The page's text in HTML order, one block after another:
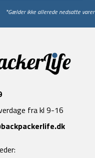
*Gælder ikke allerede nedsatte varer
fra kl 9-16